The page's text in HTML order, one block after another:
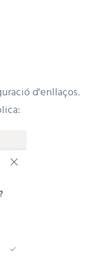
d'enllaços.